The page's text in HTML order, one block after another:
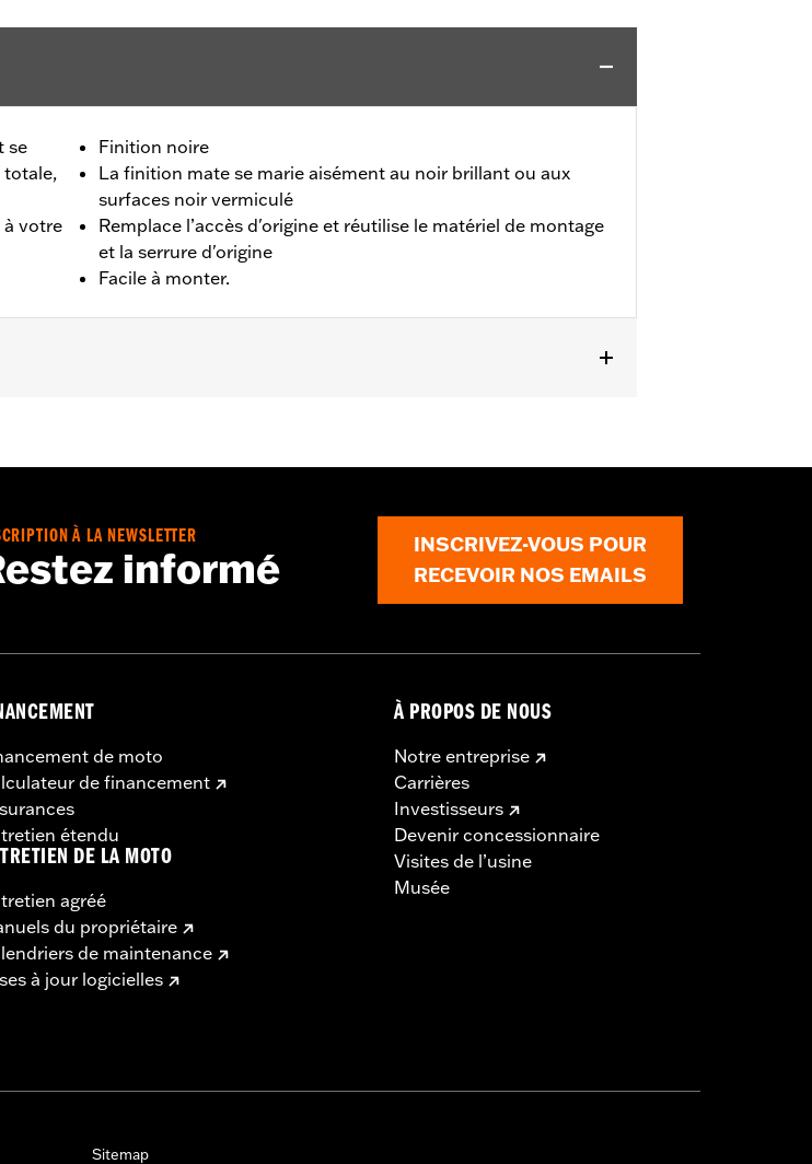
se
totale,
votre
Finition noire
La finition mate se marie aisément au noir brillant ou aux
surfaces noir vermiculé
Remplace l’accès d'origine et réutilise le matériel de montage
et la serrure d'origine
Facile à monter.
À LA NEWSLETTER
informé
INSCRIVEZ-VOUS POUR
RECEVOIR NOS EMAILS
de moto
de financement
étendu
DE LA MOTO
agréé
du propriétaire
de maintenance
à jour logicielles
À PROPOS DE NOUS
Notre entreprise
Carrières
Investisseurs
Devenir concessionnaire
Visites de l’usine
Musée
Sitemap